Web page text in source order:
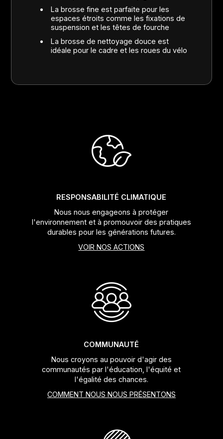
La brosse fine est parfaite pour les
espaces étroits comme les fixations de
suspension et les têtes de fourche
La brosse de nettoyage douce est
idéale pour le cadre et les roues du vélo
RESPONSABILITÉ CLIMATIQUE
Nous nous engageons à protéger
l'environnement et à promouvoir des pratiques
durables pour les générations futures.
VOIR NOS ACTIONS
COMMUNAUTÉ
Nous croyons au pouvoir d'agir des
communautés par l'éducation, l'équité et
l'égalité des chances.
COMMENT NOUS NOUS PRÉSENTONS